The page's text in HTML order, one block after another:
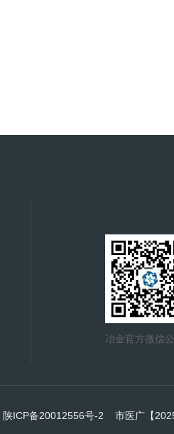
冶金官方微信
陕ICP备20012556号-2 市医广【